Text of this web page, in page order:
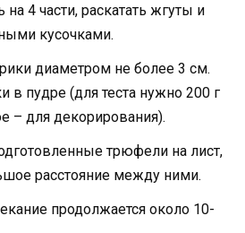
на 4 части, раскатать жгуты и
кусочками.
диаметром не более 3 см.
в пудре (для теста нужно 200 г
– для декорирования).
трюфели на лист,
расстояние между ними.
продолжается около 10-